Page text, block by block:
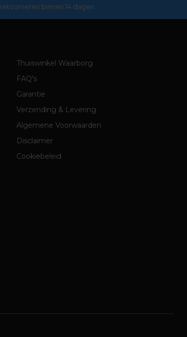
retourneren binnen 14 dagen
Thuiswinkel Waarborg
FAQ's
Garantie
Verzending & Levering
Algemene Voorwaarden
Disclaimer
Cookiebeleid